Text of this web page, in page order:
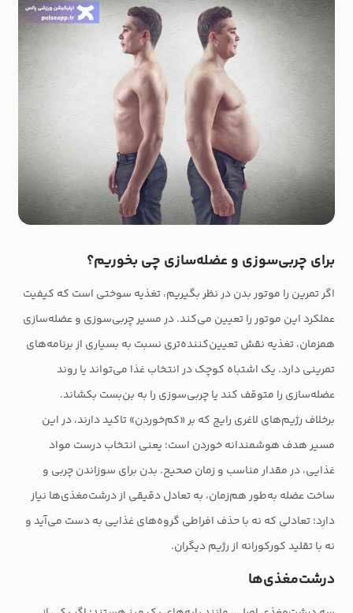
برای چربی‌سوزی و عضله‌سازی چی بخوریم؟
اگر تمرین را موتور بدن در نظر بگیریم، تغذیه سوختی است که کیفیت
عملکرد این موتور را تعیین می‌کند. در مسیر چربی‌سوزی و عضله‌سازی
همزمان، تغذیه نقش تعیین‌کننده‌تری نسبت به بسیاری از برنامه‌های
تمرینی دارد. یک اشتباه کوچک در انتخاب غذا می‌تواند یا روند
عضله‌سازی را متوقف کند یا چربی‌سوزی را به بن‌بست بکشاند.
برخلاف رژیم‌های لاغری رایج که بر «کم‌خوردن» تاکید دارند، در این
مسیر هدف هوشمندانه خوردن است؛ یعنی انتخاب درست مواد
غذایی، در مقدار مناسب و زمان صحیح. بدن برای سوزاندن چربی و
ساخت عضله به‌طور هم‌زمان، به تعادل دقیقی از درشت‌مغذی‌ها نیاز
دارد؛ تعادلی که نه با حذف افراطی گروه‌های غذایی به دست می‌آید و
نه با تقلید کورکورانه از رژیم دیگران.
درشت‌مغذی‌ها